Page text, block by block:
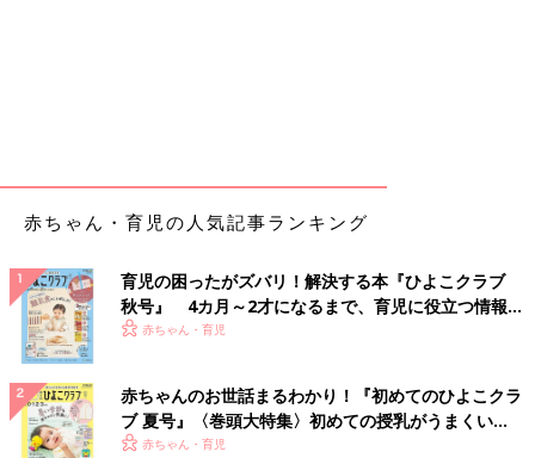
赤ちゃん・育児の人気記事ランキング
育児の困ったがズバリ！解決する本『ひよこクラブ
秋号』 4カ月～2才になるまで、育児に役立つ情報が
いっぱい！
赤ちゃん・育児
赤ちゃんのお世話まるわかり！『初めてのひよこクラ
ブ 夏号』〈巻頭大特集〉初めての授乳がうまくい
く！ おっぱい・ミルクの基本と夏のトラブル 解決テ
赤ちゃん・育児